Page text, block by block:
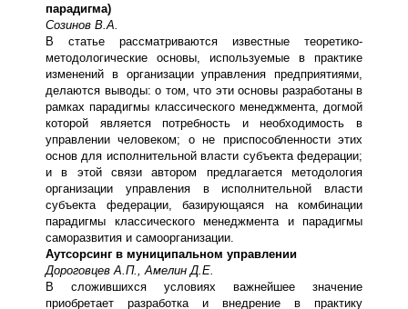
парадигма)
Созинов В.А.
В статье рассматриваются известные теоретико-
методологические основы, используемые в практике
изменений в организации управления предприятиями,
делаются выводы: о том, что эти основы разработаны в
рамках парадигмы классического менеджмента, догмой
которой является потребность и необходимость в
управлении человеком; о не приспособленности этих
основ для исполнительной власти субъекта федерации;
и в этой связи автором предлагается методология
организации управления в исполнительной власти
субъекта федерации, базирующаяся на комбинации
парадигмы классического менеджмента и парадигмы
саморазвития и самоорганизации.
Аутсорсинг в муниципальном управлении
Дороговцев А.П., Амелин Д.Е.
В сложившихся условиях важнейшее значение
приобретает разработка и внедрение в практику